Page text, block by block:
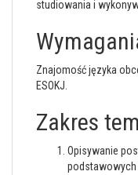
studiowania i
Znajomość języka
ESOKJ.
Zakres
Opisywanie
podstawowych